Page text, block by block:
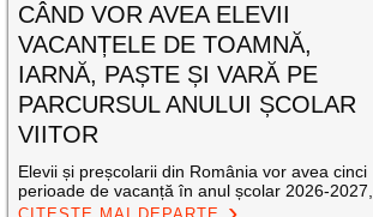
CÂND VOR AVEA ELEVII
VACANȚELE DE TOAMNĂ,
IARNĂ, PAȘTE ȘI VARĂ PE
PARCURSUL ANULUI ȘCOLAR
VIITOR
Elevii și preșcolarii din România vor avea cinci
perioade de vacanță în anul școlar 2026-2027,